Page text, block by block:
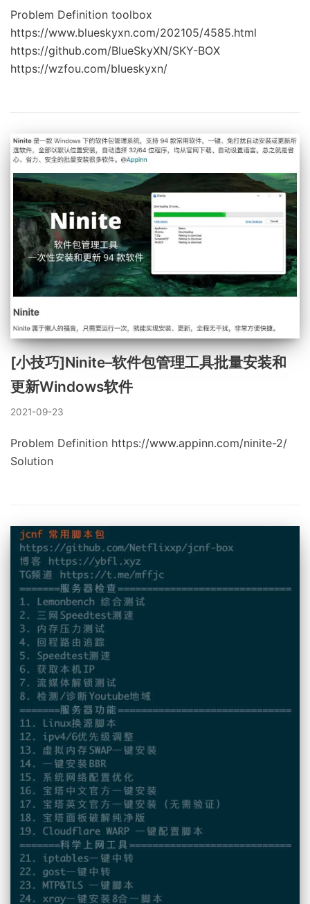
Problem Definition toolbox
https://www.blueskyxn.com/202105/4585.html
https://github.com/BlueSkyXN/SKY-BOX
https://wzfou.com/blueskyxn/
[小技巧]Ninite–软件包管理工具批量安装和
更新Windows软件
2021-09-23
Problem Definition https://www.appinn.com/ninite-2/
Solution